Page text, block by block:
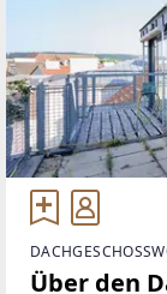
Über den